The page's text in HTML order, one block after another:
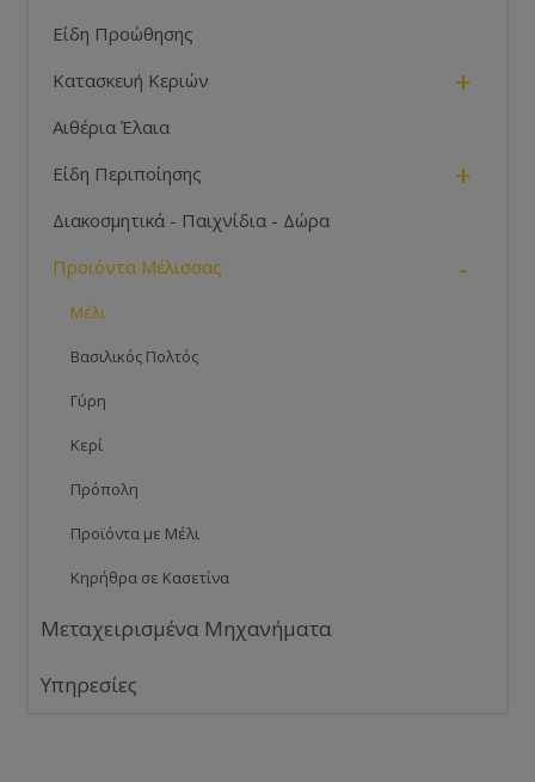
Είδη Προώθησης
Κατασκευή Κεριών
+
Αιθέρια Έλαια
Είδη Περιποίησης
+
Διακοσμητικά - Παιχνίδια - Δώρα
Προιόντα Μέλισσας
-
Μέλι
Βασιλικός Πολτός
Γύρη
Κερί
Πρόπολη
Προϊόντα με Μέλι
Κηρήθρα σε Κασετίνα
Μεταχειρισμένα Μηχανήματα
Υπηρεσίες